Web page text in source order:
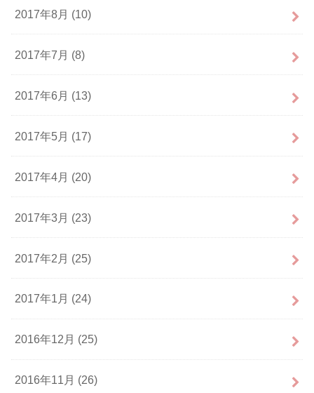
2017年8月 (10)
2017年7月 (8)
2017年6月 (13)
2017年5月 (17)
2017年4月 (20)
2017年3月 (23)
2017年2月 (25)
2017年1月 (24)
2016年12月 (25)
2016年11月 (26)